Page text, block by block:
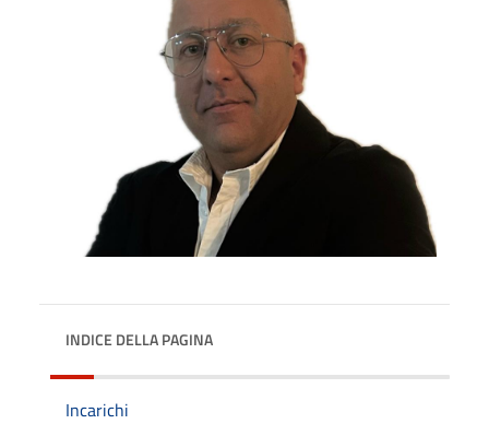
INDICE DELLA PAGINA
Incarichi